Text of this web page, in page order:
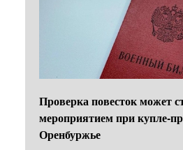
Проверка повесток может
мероприятием при купле-
Оренбуржье